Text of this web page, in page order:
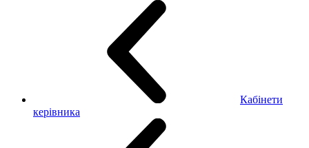
Кабінети
керівника